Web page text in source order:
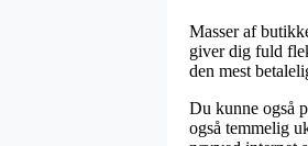
Masser af
giver dig fuld
den mest
Du kunne også
også temmelig